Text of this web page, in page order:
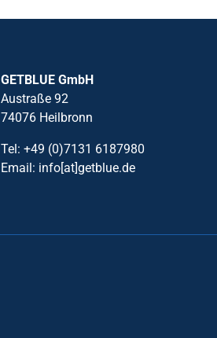
GETBLUE GmbH
Austraße 92
74076 Heilbronn
Tel: +49 (0)7131 6187980
Email: info[at]getblue.de